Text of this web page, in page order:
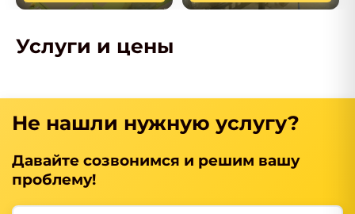
Услуги и цены
Не нашли нужную услугу?
Давайте созвонимся и решим вашу
проблему!